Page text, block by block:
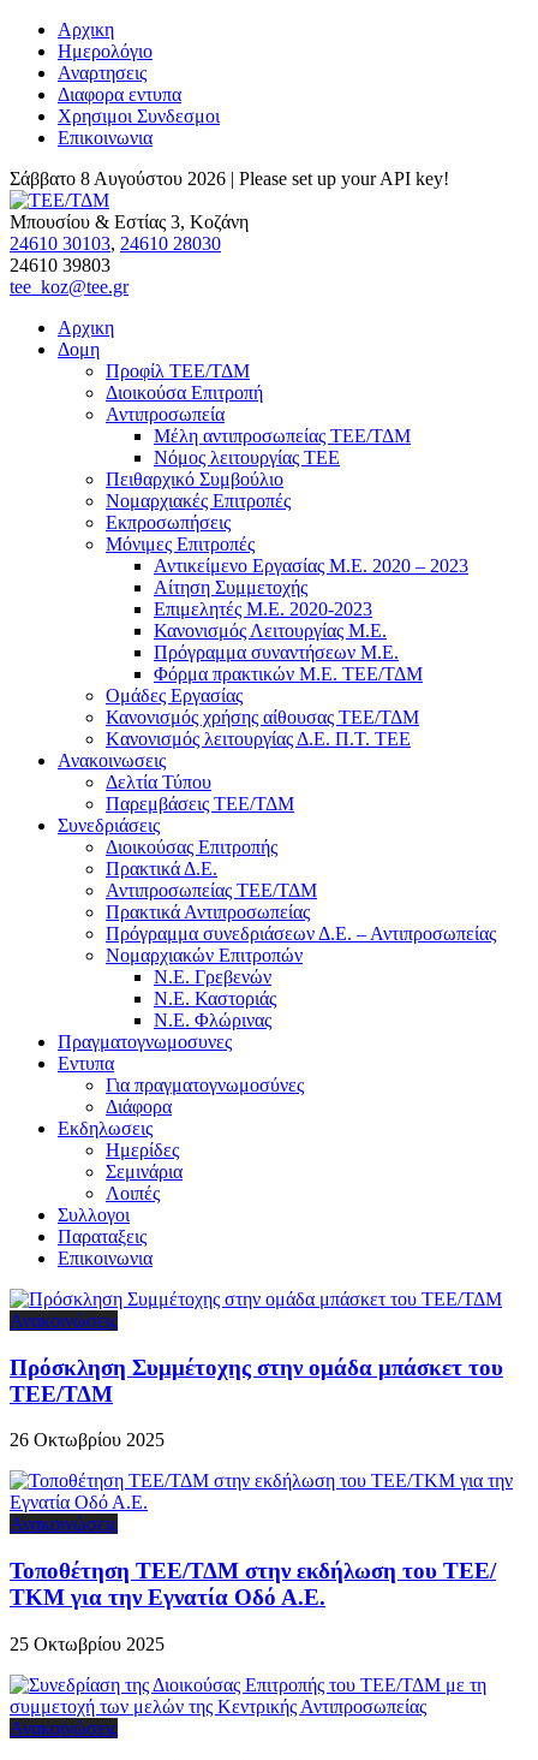
Αρχικη
Ημερολόγιο
Αναρτησεις
Διαφορα εντυπα
Χρησιμοι Συνδεσμοι
Επικοινωνια
Σάββατο 8 Αυγούστου 2026 | Please set up your API key!
Μπουσίου & Εστίας 3, Κοζάνη
24610 30103, 24610 28030
24610 39803
tee_koz@tee.gr
Αρχικη
Δομη
Προφίλ ΤΕΕ/ΤΔΜ
Διοικούσα Επιτροπή
Αντιπροσωπεία
Μέλη αντιπροσωπείας ΤΕΕ/ΤΔΜ
Νόμος λειτουργίας ΤΕΕ
Πειθαρχικό Συμβούλιο
Νομαρχιακές Επιτροπές
Εκπροσωπήσεις
Μόνιμες Επιτροπές
Αντικείμενο Εργασίας Μ.Ε. 2020 – 2023
Αίτηση Συμμετοχής
Επιμελητές Μ.Ε. 2020-2023
Κανονισμός Λειτουργίας Μ.Ε.
Πρόγραμμα συναντήσεων M.E.
Φόρμα πρακτικών Μ.Ε. ΤΕΕ/ΤΔΜ
Ομάδες Εργασίας
Κανονισμός χρήσης αίθουσας ΤΕΕ/ΤΔΜ
Kανονισμός λειτουργίας Δ.Ε. Π.Τ. ΤΕΕ
Ανακοινωσεις
Δελτία Τύπου
Παρεμβάσεις ΤΕΕ/ΤΔΜ
Συνεδριάσεις
Διοικούσας Επιτροπής
Πρακτικά Δ.Ε.
Αντιπροσωπείας ΤΕΕ/ΤΔΜ
Πρακτικά Αντιπροσωπείας
Πρόγραμμα συνεδριάσεων Δ.Ε. – Αντιπροσωπείας
Νομαρχιακών Επιτροπών
Ν.Ε. Γρεβενών
Ν.Ε. Καστοριάς
Ν.Ε. Φλώρινας
Πραγματογνωμοσυνες
Εντυπα
Για πραγματογνωμοσύνες
Διάφορα
Εκδηλωσεις
Ημερίδες
Σεμινάρια
Λοιπές
Συλλογοι
Παραταξεις
Επικοινωνια
Ανακοινώσεις
Πρόσκληση Συμμέτοχης στην ομάδα μπάσκετ του
ΤΕΕ/ΤΔΜ
26 Οκτωβρίου 2025
Ανακοινώσεις
Τοποθέτηση ΤΕΕ/ΤΔΜ στην εκδήλωση του ΤΕΕ/
ΤΚΜ για την Εγνατία Οδό Α.Ε.
25 Οκτωβρίου 2025
Ανακοινώσεις